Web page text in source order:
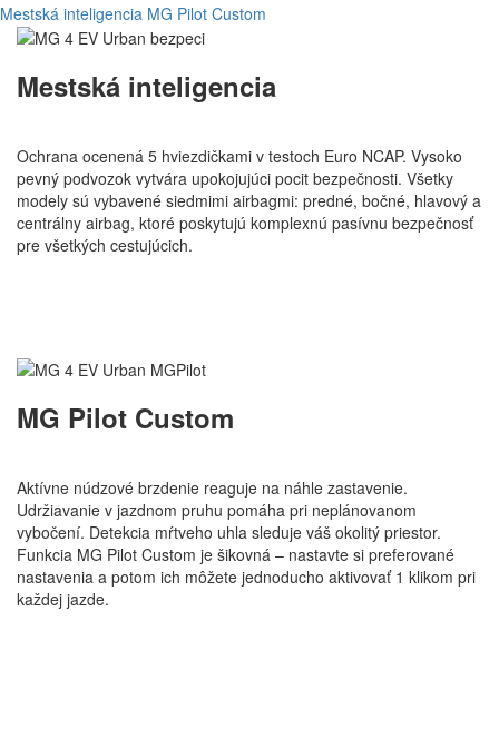
Mestská inteligencia MG Pilot Custom
Mestská inteligencia
Ochrana ocenená 5 hviezdičkami v testoch Euro NCAP. Vysoko
pevný podvozok vytvára upokojujúci pocit bezpečnosti. Všetky
modely sú vybavené siedmimi airbagmi: predné, bočné, hlavový a
centrálny airbag, ktoré poskytujú komplexnú pasívnu bezpečnosť
pre všetkých cestujúcich.
MG Pilot Custom
Aktívne núdzové brzdenie reaguje na náhle zastavenie.
Udržiavanie v jazdnom pruhu pomáha pri neplánovanom
vybočení. Detekcia mŕtveho uhla sleduje váš okolitý priestor.
Funkcia MG Pilot Custom je šikovná – nastavte si preferované
nastavenia a potom ich môžete jednoducho aktivovať 1 klikom pri
každej jazde.